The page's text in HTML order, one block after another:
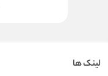
لینک ها